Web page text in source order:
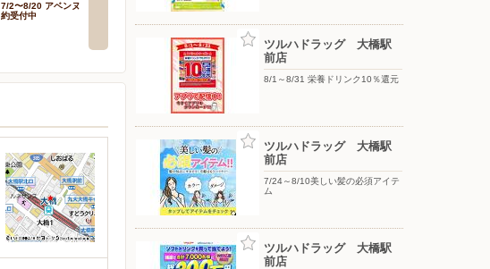
7/2〜8/20 アベンヌシカリップ予
約受付中
7/1〜8/31 P&G夏のヒーロー大集
ツルハドラッグ 大橋駅
前店
8/1～8/31 栄養ドリンク10％還元
ツルハドラッグ 大橋駅
前店
7/24～8/10美しい髪の必須アイテ
ム
ツルハドラッグ 大橋駅
前店